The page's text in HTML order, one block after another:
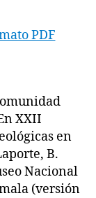
PDF
XXII
en
B.
Nacional
(versión